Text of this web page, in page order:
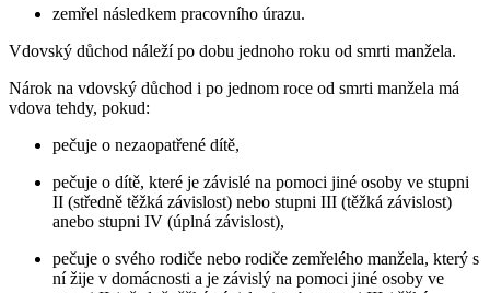
zemřel následkem pracovního úrazu.
Vdovský důchod náleží po dobu jednoho roku od smrti manžela.
Nárok na vdovský důchod i po jednom roce od smrti manžela má
vdova tehdy, pokud:
pečuje o nezaopatřené dítě,
pečuje o dítě, které je závislé na pomoci jiné osoby ve stupni
II (středně těžká závislost) nebo stupni III (těžká závislost)
anebo stupni IV (úplná závislost),
pečuje o svého rodiče nebo rodiče zemřelého manžela, který s
ní žije v domácnosti a je závislý na pomoci jiné osoby ve